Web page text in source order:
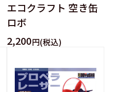
エコクラフト 空き缶
ロボ
2,200円(税込)